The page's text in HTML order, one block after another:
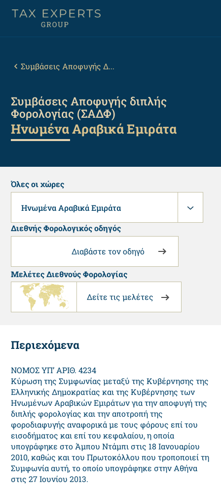
προς
Breadcrumb
Συμβάσεις Αποφυγής Δ...
Συμβάσεις Αποφυγής διπλής
Φορολογίας (ΣΑΔΦ)
Ηνωμένα Αραβικά Εμιράτα
Όλες οι χώρες
Ηνωμένα Αραβικά Εμιράτα
Διεθνής Φορολογικός οδηγός
Διαβάστε τον οδηγό
Μελέτες Διεθνούς Φορολογίας
Δείτε τις μελέτες
ΝΟΜΟΣ ΥΠ’ ΑΡΙΘ. 4234
Κύρωση της Συμφωνίας μεταξύ της Κυβέρνησης της
Ελληνικής Δημοκρατίας και της Κυβέρνησης των
Ηνωμένων Αραβικών Εμιράτων για την αποφυγή της
διπλής φορολογίας και την αποτροπή της
φοροδιαφυγής αναφορικά με τους φόρους επί του
εισοδήματος και επί του κεφαλαίου, η οποία
υπογράφηκε στο Άμπου Ντάμπι στις 18 Ιανουαρίου
2010, καθώς και του Πρωτοκόλλου που τροποποιεί τη
Συμφωνία αυτή, το οποίο υπογράφηκε στην Αθήνα
στις 27 Ιουνίου 2013.
Περιεχόμενα